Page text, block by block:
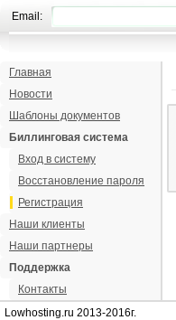
Email:
Главная
Новости
Шаблоны документов
Биллинговая система
Вход в систему
Восстановление пароля
Регистрация
Наши клиенты
Наши партнеры
Поддержка
Контакты
Lowhosting.ru 2013-2016г.